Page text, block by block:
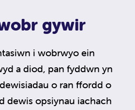
gywir
i wobrwyo ein
a diod, pan fyddwn yn
o ran ffordd o
dewis opsiynau iachach